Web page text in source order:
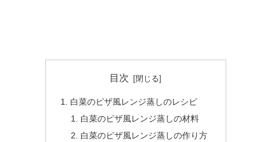
目次
白菜のピザ風レンジ蒸しのレシピ
白菜のピザ風レンジ蒸しの材料
白菜のピザ風レンジ蒸しの作り方